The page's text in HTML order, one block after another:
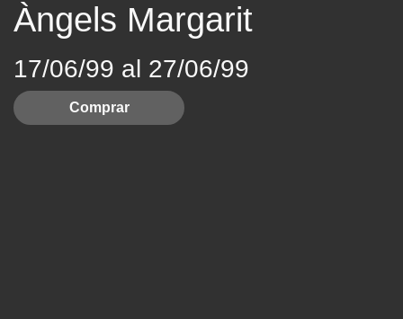
Àngels Margarit
17/06/99 al 27/06/99
Comprar